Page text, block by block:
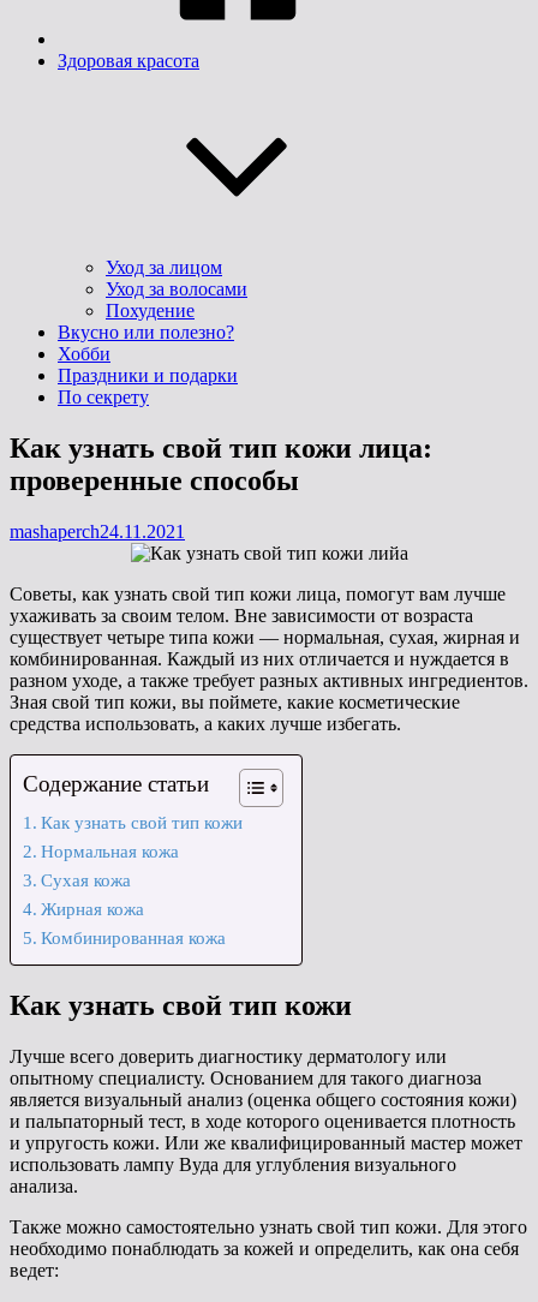
Здоровая красота
Уход за лицом
Уход за волосами
Похудение
Вкусно или полезно?
Хобби
Праздники и подарки
По секрету
Как узнать свой тип кожи лица:
проверенные способы
mashaperchОпубликовано
24.11.2021
Советы, как узнать свой тип кожи лица, помогут вам лучше
ухаживать за своим телом. Вне зависимости от возраста
существует четыре типа кожи — нормальная, сухая, жирная и
комбинированная. Каждый из них отличается и нуждается в
разном уходе, а также требует разных активных ингредиентов.
Зная свой тип кожи, вы поймете, какие косметические
средства использовать, а каких лучше избегать.
Содержание статьи
Как узнать свой тип кожи
Нормальная кожа
Сухая кожа
Жирная кожа
Комбинированная кожа
Как узнать свой тип кожи
Лучше всего доверить диагностику дерматологу или
опытному специалисту. Основанием для такого диагноза
является визуальный анализ (оценка общего состояния кожи)
и пальпаторный тест, в ходе которого оценивается плотность
и упругость кожи. Или же квалифицированный мастер может
использовать лампу Вуда для углубления визуального
анализа.
Также можно самостоятельно узнать свой тип кожи. Для этого
необходимо понаблюдать за кожей и определить, как она себя
ведет: